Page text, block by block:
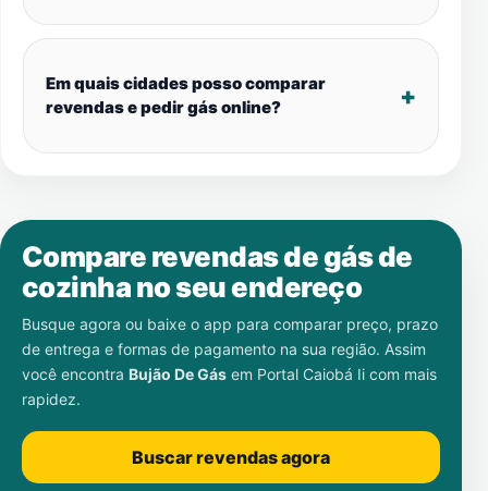
Em quais cidades posso comparar
revendas e pedir gás online?
Compare revendas de gás de
cozinha no seu endereço
Busque agora ou baixe o app para comparar preço, prazo
de entrega e formas de pagamento na sua região. Assim
você encontra Bujão De Gás em Portal Caiobá Ii com mais
rapidez.
Buscar revendas agora